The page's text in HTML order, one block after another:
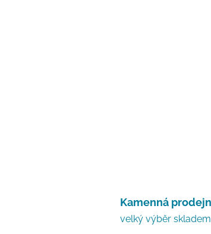
Kamenná
velký výběr skladem